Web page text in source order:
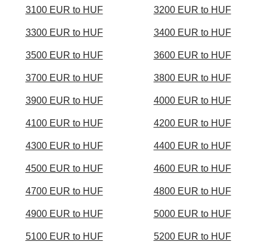
3100 EUR to HUF 3200 EUR to HUF
3300 EUR to HUF 3400 EUR to HUF
3500 EUR to HUF 3600 EUR to HUF
3700 EUR to HUF 3800 EUR to HUF
3900 EUR to HUF 4000 EUR to HUF
4100 EUR to HUF 4200 EUR to HUF
4300 EUR to HUF 4400 EUR to HUF
4500 EUR to HUF 4600 EUR to HUF
4700 EUR to HUF 4800 EUR to HUF
4900 EUR to HUF 5000 EUR to HUF
5100 EUR to HUF 5200 EUR to HUF